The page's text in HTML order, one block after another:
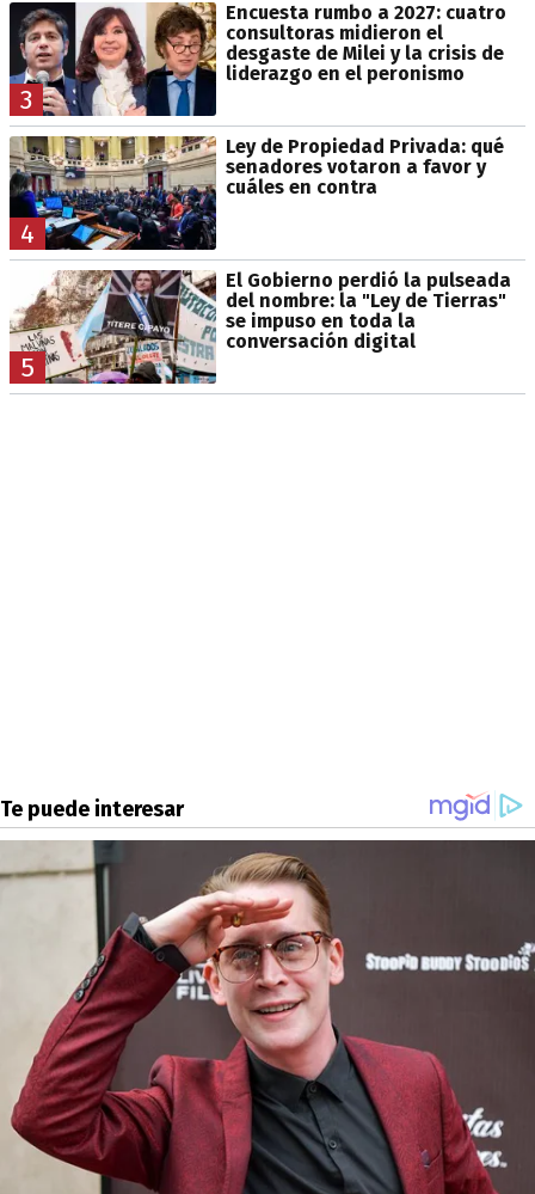
3
Encuesta rumbo a 2027: cuatro
consultoras midieron el
desgaste de Milei y la crisis de
liderazgo en el peronismo
4
Ley de Propiedad Privada: qué
senadores votaron a favor y
cuáles en contra
5
El Gobierno perdió la pulseada
del nombre: la "Ley de Tierras"
se impuso en toda la
conversación digital